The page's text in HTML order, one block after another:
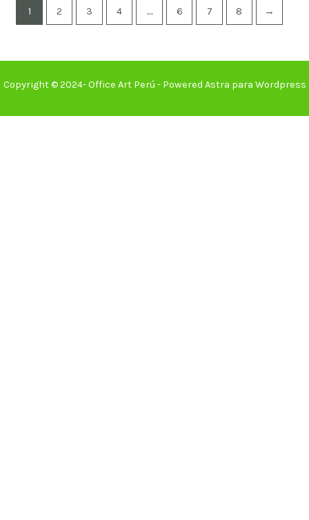
1 2 3 4 … 6 7 8 →
Copyright © 2024- Office Art Perú - Powered Astra para Wordpress